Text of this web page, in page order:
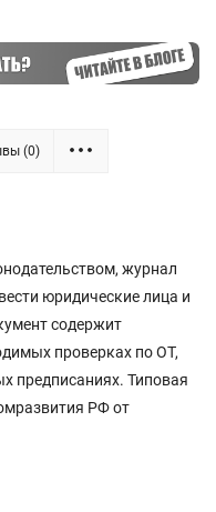
(0)
журнал
юридические лица и
содержит
проверках по ОТ,
предписаниях. Типовая
РФ от